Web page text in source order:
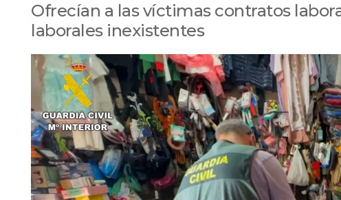
Ofrecían a las víctimas contratos
laborales inexistentes